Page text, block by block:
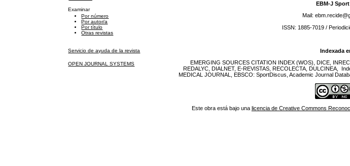
Examinar
Por número
Por autor/a
Por título
Otras revistas
Servicio de ayuda de la revista
OPEN JOURNAL SYSTEMS
EBM-J
Mail:
ISSN: 1885-7019 /
Indexada
EMERGING SOURCES CITATION INDEX (WOS), DICE,
REDALYC, DIALNET, E-REVISTAS, RECOLECTA, DULCINEA,
MEDICAL JOURNAL, EBSCO: SportDiscus, Academic Journal
Este obra está bajo una licencia de Creative Commons